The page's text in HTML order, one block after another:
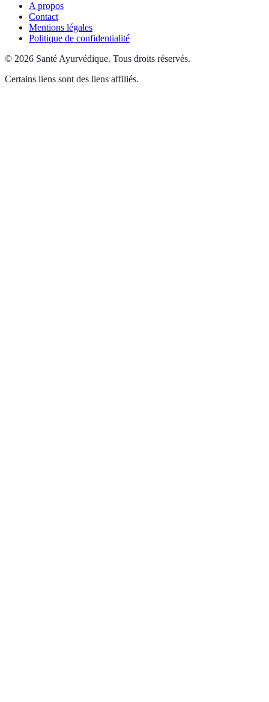
A propos
Contact
Mentions légales
Politique de confidentialité
© 2026 Santé Ayurvédique. Tous droits réservés.
Certains liens sont des liens affiliés.